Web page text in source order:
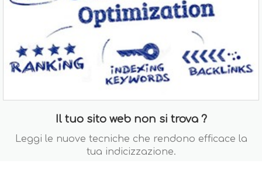
Il tuo sito web non si trova ?
Leggi le nuove tecniche che rendono efficace la
tua indicizzazione.